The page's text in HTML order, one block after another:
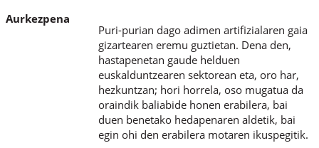
Aurkezpena
Puri-purian dago adimen artifizialaren gaia
gizartearen eremu guztietan. Dena den,
hastapenetan gaude helduen
euskalduntzearen sektorean eta, oro har,
hezkuntzan; hori horrela, oso mugatua da
oraindik baliabide honen erabilera, bai
duen benetako hedapenaren aldetik, bai
egin ohi den erabilera motaren ikuspegitik.